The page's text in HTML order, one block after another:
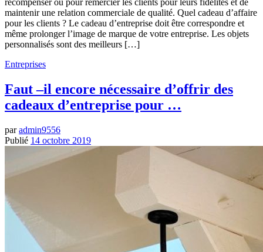
récompenser ou pour remercier les clients pour leurs fidélités et de
maintenir une relation commerciale de qualité. Quel cadeau d’affaire
pour les clients ? Le cadeau d’entreprise doit être correspondre et
même prolonger l’image de marque de votre entreprise. Les objets
personnalisés sont des meilleurs […]
Entreprises
Faut –il encore nécessaire d’offrir des
cadeaux d’entreprise pour …
paradmin9556
Publié 14 octobre 2019